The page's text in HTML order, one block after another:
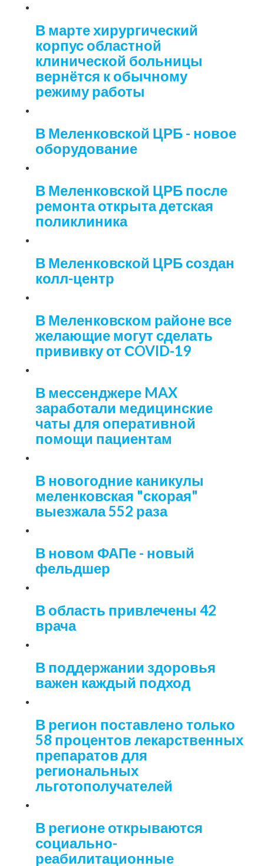
В марте хирургический
корпус областной
клинической больницы
вернётся к обычному
режиму работы
В Меленковской ЦРБ - новое
оборудование
В Меленковской ЦРБ после
ремонта открыта детская
поликлиника
В Меленковской ЦРБ создан
колл-центр
В Меленковском районе все
желающие могут сделать
прививку от СOVID-19
В мессенджере MAX
заработали медицинские
чаты для оперативной
помощи пациентам
В новогодние каникулы
меленковская "скорая"
выезжала 552 раза
В новом ФАПе - новый
фельдшер
В область привлечены 42
врача
В поддержании здоровья
важен каждый подход
В регион поставлено только
58 процентов лекарственных
препаратов для
региональных
льготополучателей
В регионе открываются
социально-
реабилитационные